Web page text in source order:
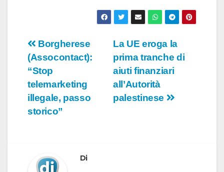
Navigazione
articoli
La UE eroga la
prima tranche di
aiuti finanziari
all’Autorità
palestinese
Borgherese
(Assocontact):
“Stop
telemarketing
illegale, passo
storico”
Di